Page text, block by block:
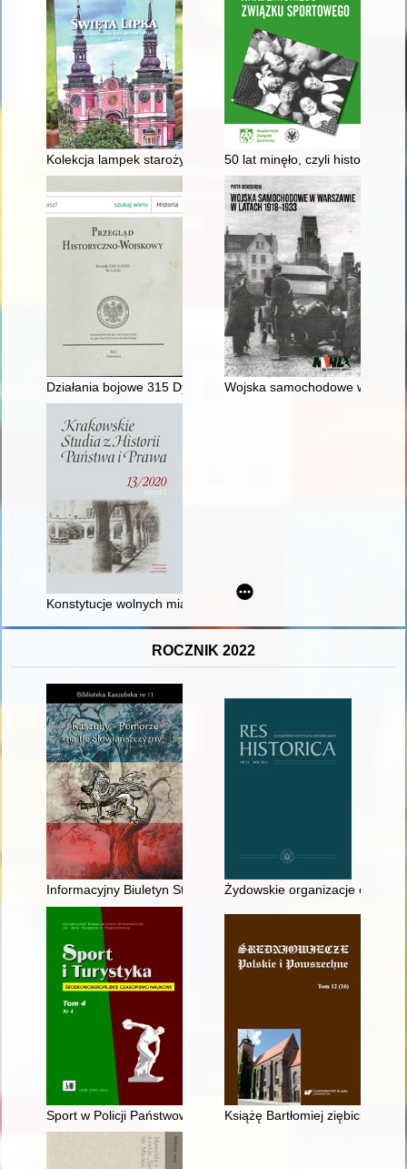
Kolekcja lampek starożytnych w Muzeum Jezuitów w Świętej
50 lat minęło, czyli historia
Działania bojowe 315 Dywizjonu Myśliwskiego
Wojska samochodowe w
Konstytucje wolnych miast Europy w latach 1806-1954 :
ROCZNIK 2022
Informacyjny Biuletyn Strajkowy "Solidarność" jako nośnik
Żydowskie organizacje
Sport w Policji Państwowej Województwa Śląskiego w latach
Książę Bartłomiej ziębicki o